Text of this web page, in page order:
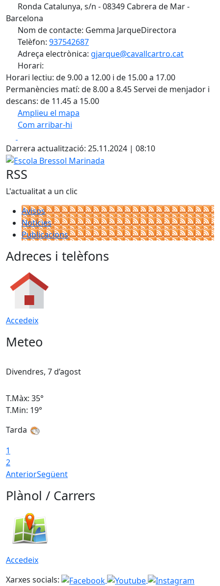
Ronda Catalunya, s/n - 08349 Cabrera de Mar -
Barcelona
Nom de contacte: Gemma JarqueDirectora
Telèfon: 937542687
Adreça electrònica: gjarque@cavallcartro.cat
Horari:
Horari lectiu: de 9.00 a 12.00 i de 15.00 a 17.00
Permanències matí: de 8.00 a 8.45 Servei de menjador i
descans: de 11.45 a 15.00
Amplieu el mapa
Com arribar-hi
+
−
Darrera actualització: 25.11.2024 | 08:10
Escola Bressol Marinada
RSS
L'actualitat a un clic
Avisos
Notícies
Publicacions
Adreces i telèfons
Accedeix
Meteo
Divendres, 7 d’agost
T.Màx: 35°
T.Min: 19°
Tarda
1
2
AnteriorSegüent
Plànol / Carrers
Accedeix
Xarxes socials: